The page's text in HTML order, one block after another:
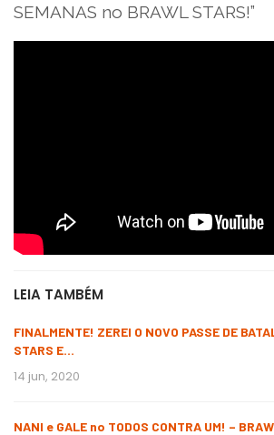
SEMANAS no BRAWL STARS!”
LEIA TAMBÉM
FINALMENTE! ZEREI O NOVO PASSE DE
STARS E…
14 jun, 2020
NANI e GALE no TODOS CONTRA UM! –